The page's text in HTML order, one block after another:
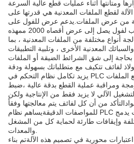
لقطع الملفات المعدنية هي قدرتها على
من عرض الملفات.يدعم عرض للفول على
الأقل 500 مم ويمكنه استيعاب لفول يصل إلى عرض أقصاه 2000 ممهذه
أنواع مختلفة من الملفات المعدنية ، بما
المعدنية الأخرى ، وتلبية التطبيقات
بحاجة إلى شق الشرائط الضيقة أو الملفات
يزيد تكامل نظام التحكم في PLC من كفاءة تشغيل آلة قطع الملفات
ومراقبة عملية القطع بدقة عالية ،ضبط
الآلي لا يزيد فقط من الإنتاجية ولكن
من أن كل لفائف يتم معالجتها وفقاً
للمواصفات الدقيقةيساهم نظام PLC أيضًا في سلامة الآلة ، حيث يدمج
وإيقافات طارئة لحماية كل من المشغل
اعتبارات محورية في تصميم هذه الآلةتم بناء